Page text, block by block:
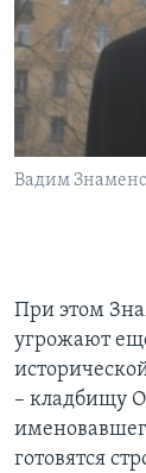
Вадим
При этом
угрожают
– кладбищу
готовятся